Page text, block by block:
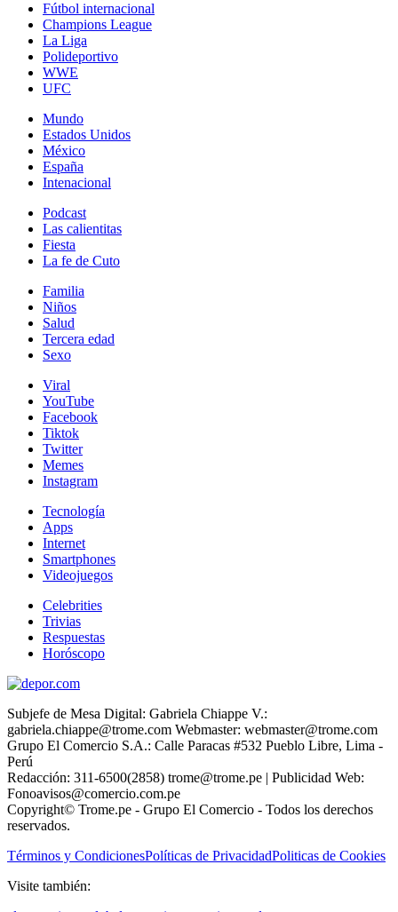
Fútbol internacional
Champions League
La Liga
Polideportivo
WWE
UFC
Mundo
Estados Unidos
México
España
Intenacional
Podcast
Las calientitas
Fiesta
La fe de Cuto
Familia
Niños
Salud
Tercera edad
Sexo
Viral
YouTube
Facebook
Tiktok
Twitter
Memes
Instagram
Tecnología
Apps
Internet
Smartphones
Videojuegos
Celebrities
Trivias
Respuestas
Horóscopo
Subjefe de Mesa Digital: Gabriela Chiappe V.:
gabriela.chiappe@trome.com Webmaster: webmaster@trome.com
Grupo El Comercio S.A.: Calle Paracas #532 Pueblo Libre, Lima -
Perú
Redacción: 311-6500(2858) trome@trome.pe | Publicidad Web:
Fonoavisos@comercio.com.pe
Copyright© Trome.pe - Grupo El Comercio - Todos los derechos
reservados.
Términos y CondicionesPolíticas de PrivacidadPoliticas de Cookies
Visite también: